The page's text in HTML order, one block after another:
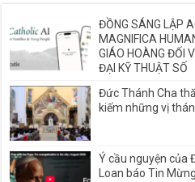
ĐỒNG SÁNG LẬP
MAGNIFICA
GIÁO HOÀNG ĐỐI
ĐẠI KỸ THUẬT SỐ
Đức Thánh Cha
kiếm những vị
Ý cầu nguyện của
Loan báo Tin